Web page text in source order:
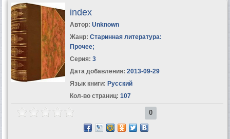
index
Автор: Unknown
Жанр: Старинная литература:
Прочее;
Серия: 3
Дата добавления: 2013-09-29
Язык книги: Русский
Кол-во страниц: 107
0